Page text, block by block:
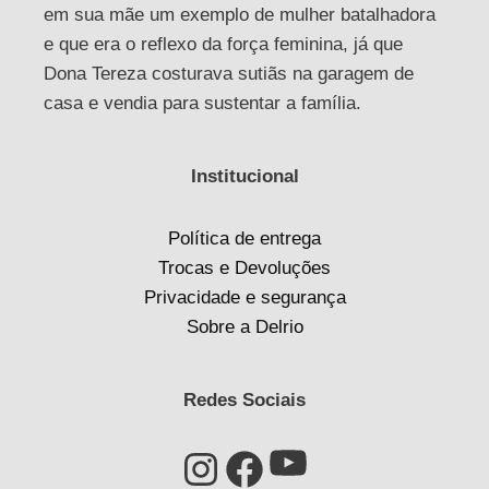
em sua mãe um exemplo de mulher batalhadora
e que era o reflexo da força feminina, já que
Dona Tereza costurava sutiãs na garagem de
casa e vendia para sustentar a família.
Institucional
Política de entrega
Trocas e Devoluções
Privacidade e segurança
Sobre a Delrio
Redes Sociais
InstagramFacebookYoutube